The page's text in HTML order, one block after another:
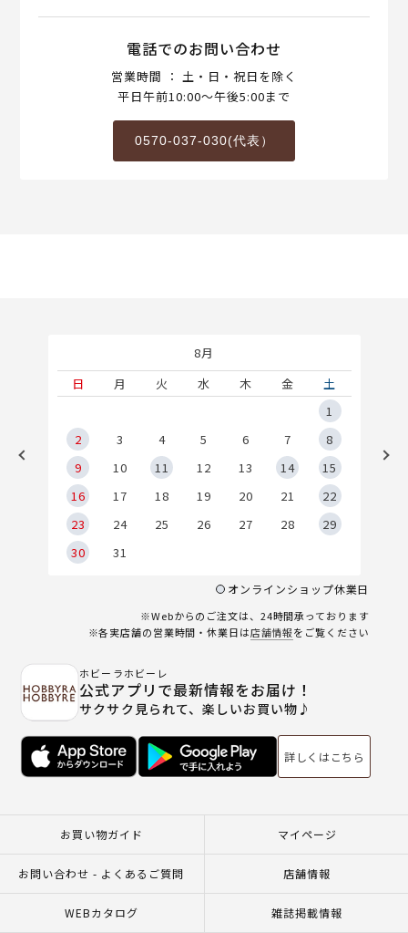
電話でのお問い合わせ
営業時間 ： 土・日・祝日を除く
平日午前10:00～午後5:00まで
0570-037-030(代表）
8月
日
月 火 水 木 金
土
1
2
3 4 5 6 7
8
9
10 11 12 13 14
15
16
17 18 19 20 21
22
23
24 25 26 27 28
29
30
31
オンラインショップ休業日
※Webからのご注文は、24時間承っております
※各実店舗の営業時間・休業日は店舗情報をご覧ください
ホビーラホビーレ
公式アプリで最新情報をお届け！
サクサク見られて、楽しいお買い物♪
詳しくはこちら
お買い物ガイド マイページ
お問い合わせ - よくあるご質問 店舗情報
WEBカタログ 雑誌掲載情報